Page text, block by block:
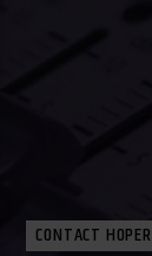
CONTACT